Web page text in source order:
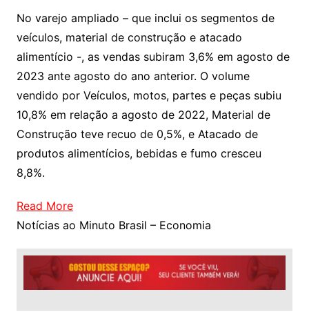
No varejo ampliado – que inclui os segmentos de
veículos, material de construção e atacado
alimentício -, as vendas subiram 3,6% em agosto de
2023 ante agosto do ano anterior. O volume
vendido por Veículos, motos, partes e peças subiu
10,8% em relação a agosto de 2022, Material de
Construção teve recuo de 0,5%, e Atacado de
produtos alimentícios, bebidas e fumo cresceu
8,8%.
Read More
Notícias ao Minuto Brasil – Economia